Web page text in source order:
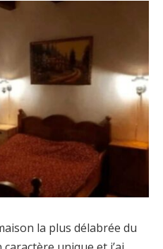
la plus délabrée du